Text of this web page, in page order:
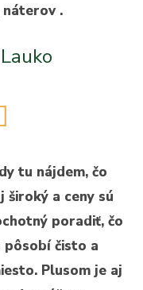
náterov .
tu nájdem, čo
široký a ceny sú
poradiť, čo
pôsobí čisto a
Plusom je aj